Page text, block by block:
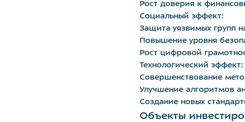
Рост доверия к
Социальный эффект:
Защита уязвимых групп
Повышение уровня
Рост цифровой
Технологический эффект:
Совершенствование
Улучшение алгоритмов
Создание новых
Объекты